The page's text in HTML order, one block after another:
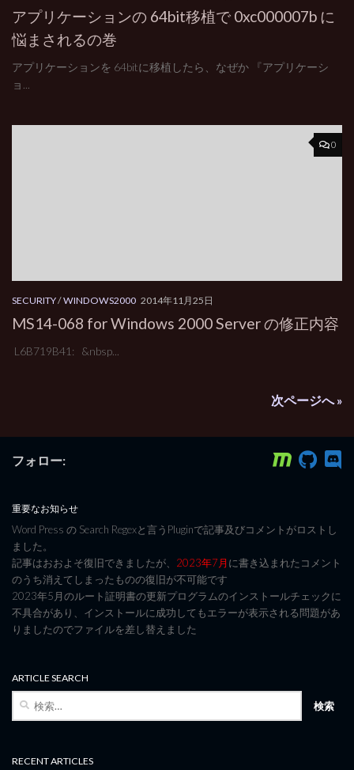
アプリケーションの 64bit移植で 0xc000007b に
悩まされるの巻
アプリケーションを 64bitに移植したら、なぜか 『アプリケーシ
ョ...
0
SECURITY/WINDOWS2000 2014年11月25日
MS14-068 for Windows 2000 Server の修正内容
L6B719B41: &nbsp...
次ページへ »
フォロー:
重要なお知らせ
Word Press の Search Regexと言うPluginで記事及びコメントがロストし
ました。
記事はおおよそ復旧できましたが、 2023年7月に書き込まれたコメント
のうち消えてしまったものの復旧が不可能です
2023年5月のルート証明書の更新プログラムのインストールチェックに
不具合があり、インストールに成功してもエラーが表示される問題があ
りましたのでファイルを差し替えました
ARTICLE SEARCH
RECENT ARTICLES